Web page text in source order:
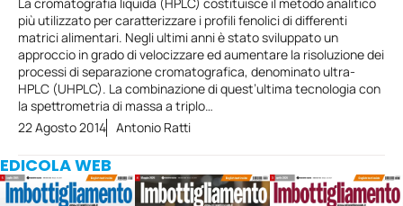
La cromatografia liquida (HPLC) costituisce il metodo analitico
più utilizzato per caratterizzare i profili fenolici di differenti
matrici alimentari. Negli ultimi anni è stato sviluppato un
approccio in grado di velocizzare ed aumentare la risoluzione dei
processi di separazione cromatografica, denominato ultra-
HPLC (UHPLC). La combinazione di quest’ultima tecnologia con
la spettrometria di massa a triplo…
22 Agosto 2014 Antonio Ratti
EDICOLA WEB